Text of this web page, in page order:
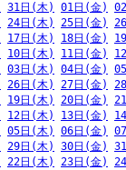
31日(木) 01日(金)
24日(木) 25日(金)
17日(木) 18日(金)
10日(木) 11日(金)
03日(木) 04日(金)
26日(木) 27日(金)
19日(木) 20日(金)
12日(木) 13日(金)
05日(木) 06日(金)
29日(木) 30日(金)
22日(木) 23日(金)